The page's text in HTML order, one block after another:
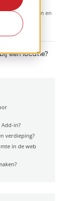
tabje ‘Meldingen en
een locatie?
in?
verdieping?
in de web